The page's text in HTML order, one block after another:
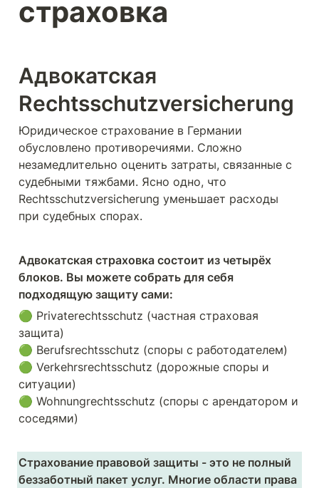
страховка
Адвокатская
Rechtsschutzversicherung
Юридическое страхование в Германии
обусловлено противоречиями. Сложно
незамедлительно оценить затраты, связанные с
судебными тяжбами. Ясно одно, что
Rechtsschutzversicherung уменьшает расходы
при судебных спорах.
Адвокатская страховка состоит из четырёх
блоков. Вы можете собрать для себя
подходящую защиту сами:
🟢 Privaterechtsschutz (частная страховая
защита)
🟢 Berufsrechtsschutz (споры с работодателем)
🟢 Verkehrsrechtsschutz (дорожные споры и
ситуации)
🟢 Wohnungrechtsschutz (споры с арендатором и
соседями)
Страхование правовой защиты - это не полный
беззаботный пакет услуг. Многие области права